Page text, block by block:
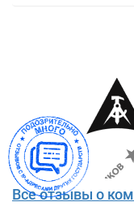
Все отзывы о